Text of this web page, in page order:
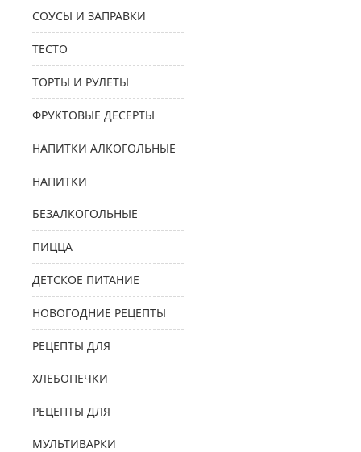
СОУСЫ И ЗАПРАВКИ
ТЕСТО
ТОРТЫ И РУЛЕТЫ
ФРУКТОВЫЕ ДЕСЕРТЫ
НАПИТКИ АЛКОГОЛЬНЫЕ
НАПИТКИ
БЕЗАЛКОГОЛЬНЫЕ
ПИЦЦА
ДЕТСКОЕ ПИТАНИЕ
НОВОГОДНИЕ РЕЦЕПТЫ
РЕЦЕПТЫ ДЛЯ
ХЛЕБОПЕЧКИ
РЕЦЕПТЫ ДЛЯ
МУЛЬТИВАРКИ